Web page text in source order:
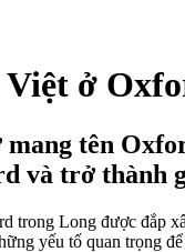
Việt ở
tên
và trở thành
trong Long được đắp
yếu tố quan trọng